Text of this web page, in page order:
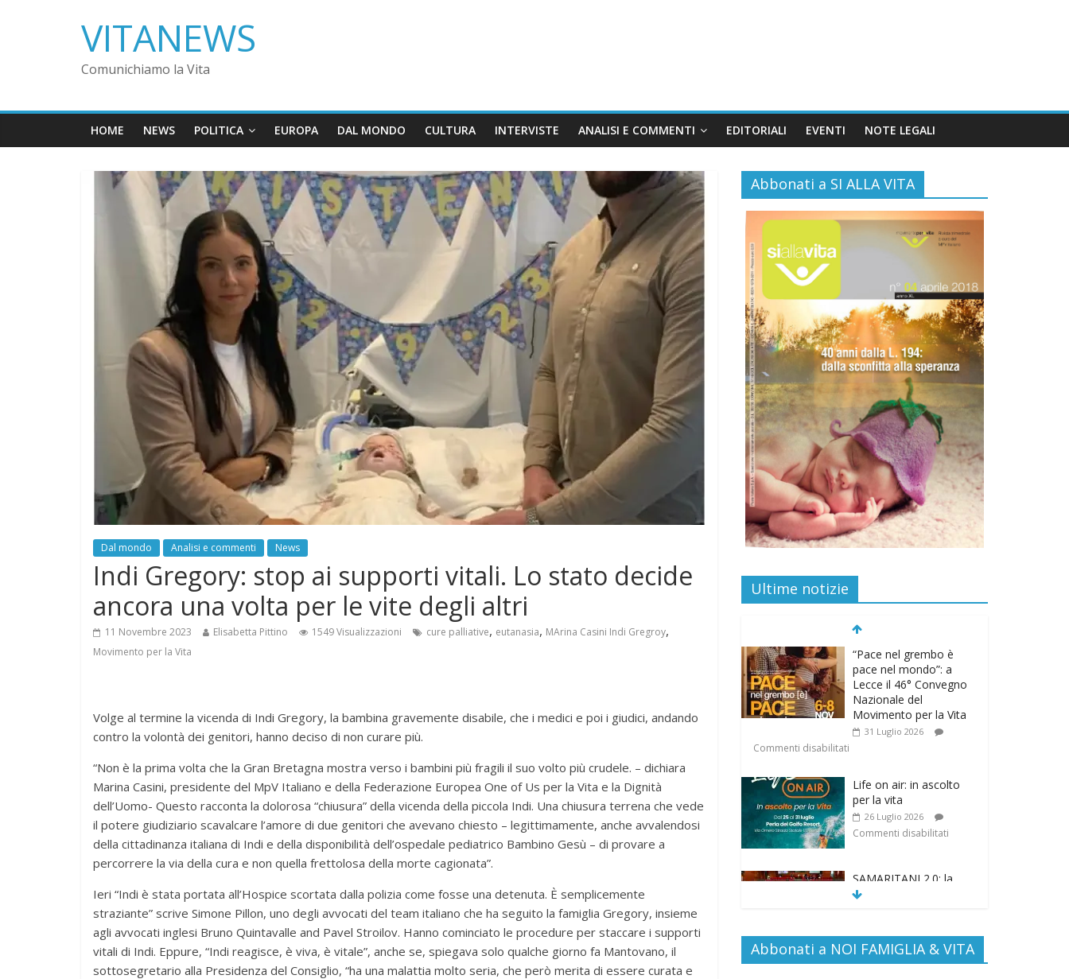
VITANEWS
Comunichiamo la Vita
HOME NEWS POLITICA EUROPA DAL MONDO CULTURA INTERVISTE ANALISI E COMMENTI EDITORIALI EVENTI NOTE LEGALI
Dal mondo Analisi e commenti News
Indi Gregory: stop ai supporti vitali. Lo stato decide
ancora una volta per le vite degli altri
11 Novembre 2023 Elisabetta Pittino 1549 Visualizzazioni cure palliative, eutanasia, MArina Casini Indi Gregroy,
Movimento per la Vita
Volge al termine la vicenda di Indi Gregory, la bambina gravemente disabile, che i medici e poi i giudici, andando
contro la volontà dei genitori, hanno deciso di non curare più.
“Non è la prima volta che la Gran Bretagna mostra verso i bambini più fragili il suo volto più crudele. – dichiara
Marina Casini, presidente del MpV Italiano e della Federazione Europea One of Us per la Vita e la Dignità
dell’Uomo- Questo racconta la dolorosa “chiusura” della vicenda della piccola Indi. Una chiusura terrena che vede
il potere giudiziario scavalcare l’amore di due genitori che avevano chiesto – legittimamente, anche avvalendosi
della cittadinanza italiana di Indi e della disponibilità dell’ospedale pediatrico Bambino Gesù – di provare a
percorrere la via della cura e non quella frettolosa della morte cagionata”.
Ieri “Indi è stata portata all’Hospice scortata dalla polizia come fosse una detenuta. È semplicemente
straziante” scrive Simone Pillon, uno degli avvocati del team italiano che ha seguito la famiglia Gregory, insieme
agli avvocati inglesi Bruno Quintavalle and Pavel Stroilov. Hanno cominciato le procedure per staccare i supporti
vitali di Indi. Eppure, “Indi reagisce, è viva, è vitale”, anche se, spiegava solo qualche giorno fa Mantovano, il
sottosegretario alla Presidenza del Consiglio, “ha una malattia molto seria, che però merita di essere curata e
Abbonati a SI ALLA VITA
Ultime notizie
“Pace nel grembo è
pace nel mondo”: a
Lecce il 46° Convegno
Nazionale del
Movimento per la Vita
31 Luglio 2026
Commenti disabilitati
Life on air: in ascolto
per la vita
26 Luglio 2026
Commenti disabilitati
SAMARITANI 2.0: la
risposta di Federvita
legge
25 Luglio 2026
Abbonati a NOI FAMIGLIA & VITA